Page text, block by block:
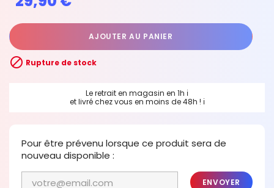
AJOUTER AU PANIER
 Rupture de stock
Le retrait en magasin en 1h ℹ
et livré chez vous en moins de 48h ! ℹ
Pour être prévenu lorsque ce produit sera de
nouveau disponible :
ENVOYER